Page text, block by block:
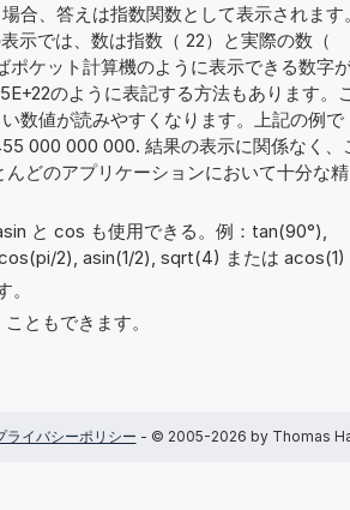
合、答えは指数関数として表示されます。
示では、数は指数（ 22）と実際の数（
ケット計算機のように表示できる数字
のように表記する方法もあります。こ
数値が読みやすくなります。上記の例で
000 000 000. 結果の表示に関係なく、
どのアプリケーションにおいて十分な精
と cos も使用できる。例：tan(90°),
2), asin(1/2), sqrt(4) または acos(1)
ともできます。
ライバシーポリシー - © 2005-2026 by Thomas